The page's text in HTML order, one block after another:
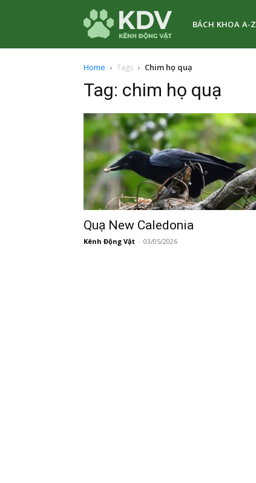
Kênh
Động
Vật
BÁCH KHOA A-Z
Home Tags Chim họ quạ
Tag: chim họ quạ
Quạ New Caledonia
Kênh Động Vật - 03/05/2026